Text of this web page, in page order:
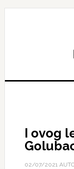
Skip
Skip
Skip
I ovog
02/07/2021